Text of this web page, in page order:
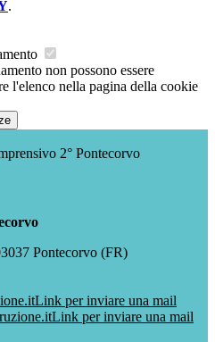
.
non possono essere
l'elenco nella pagina della cookie
2° Pontecorvo
Pontecorvo (FR)
Link per inviare una mail
Link per inviare una mail